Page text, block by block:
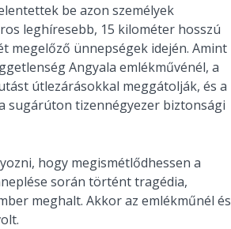
be azon személyek
leghíresebb, 15 kilométer hosszú
ünnepségek idején. Amint
Angyala emlékművénél, a
útlezárásokkal meggátolják, és a
sugárúton tizennégyezer biztonsági
hogy megismétlődhessen a
során történt tragédia,
meghalt. Akkor az emlékműnél és